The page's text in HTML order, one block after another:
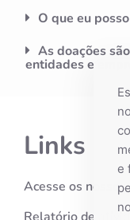
O que eu
As doações
entidades e
Links
Acesse os
e